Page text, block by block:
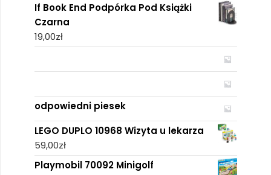
If Book End Podpórka Pod Książki
Czarna
19,00zł
odpowiedni piesek
LEGO DUPLO 10968 Wizyta u lekarza
59,00zł
Playmobil 70092 Minigolf